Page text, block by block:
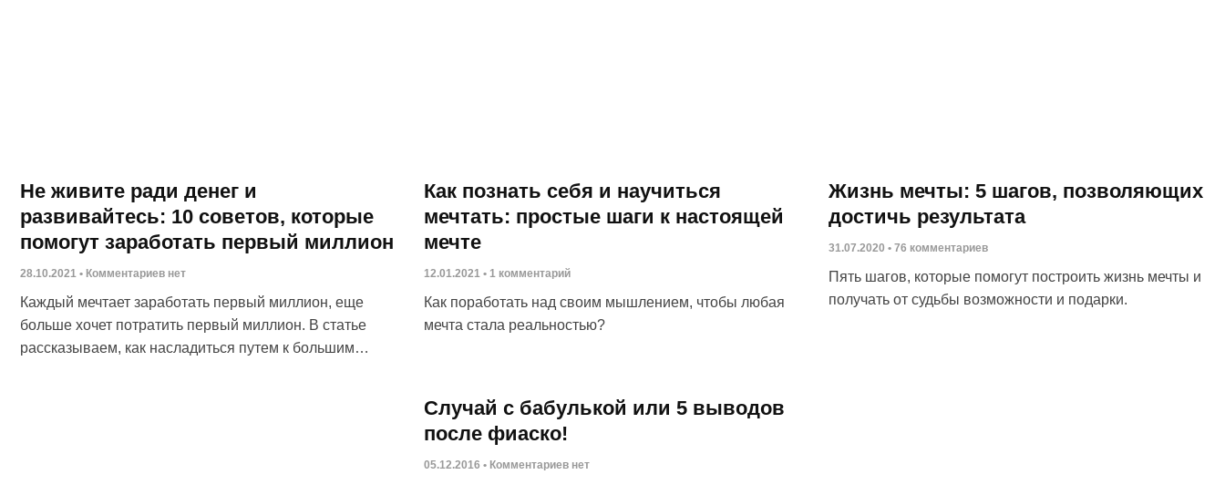
Не живите ради денег и
развивайтесь: 10 советов, которые
помогут заработать первый миллион
28.10.2021 Комментариев нет
Каждый мечтает заработать первый миллион, еще
больше хочет потратить первый миллион. В статье
рассказываем, как насладиться путем к большим
Как познать себя и научиться
мечтать: простые шаги к настоящей
мечте
12.01.2021 1 комментарий
Как поработать над своим мышлением, чтобы любая
мечта стала реальностью?
Жизнь мечты: 5 шагов, позволяющих
достичь результата
31.07.2020 76 комментариев
Пять шагов, которые помогут построить жизнь мечты и
получать от судьбы возможности и подарки.
Случай с бабулькой или 5 выводов
после фиаско!
05.12.2016 Комментариев нет